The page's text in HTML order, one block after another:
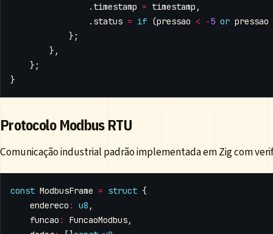
. timestamp = timestamp ,
. status = if (pressao < -5 or pressao
};
},
};
}
Protocolo Modbus RTU
Comunicação industrial padrão implementada em Zig com
const ModbusFrame = struct {
endereco : u8 ,
funcao : FuncaoModbus,